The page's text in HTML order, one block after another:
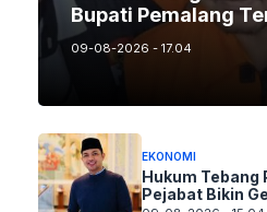
Bupati Pemalang
09-08-2026 - 17.04
EKONOMI
Hukum Tebang
Pejabat Bikin